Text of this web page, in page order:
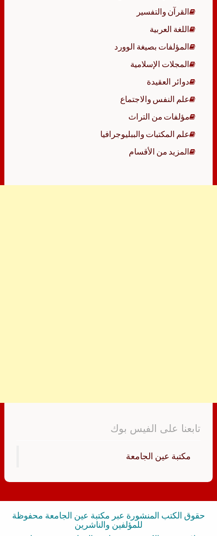
القرآن والتفسير
اللغة العربية
المؤلفات بصيغة الوورد
المجلات الإسلامية
دوائر العقيدة
علم النفس والاجتماع
مؤلفات من التراث
علم المكتبات والببليوجرافيا
المزيد من الأقسام
تابعنا على الفيس بوك
‏مكتبة عين الجامعة‏
حقوق الكتب المنشورة عبر مكتبة عين الجامعة محفوظة
للمؤلفين والناشرين